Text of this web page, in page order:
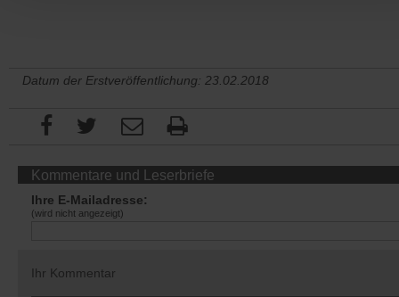
Datum der Erstveröffentlichung: 23.02.2018
Kommentare und Leserbriefe
Ihre E-Mailadresse:
(wird nicht angezeigt)
Ihr Kommentar